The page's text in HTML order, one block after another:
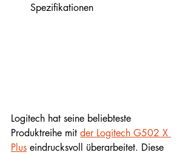
Spezifikationen
Logitech hat seine beliebteste
Produktreihe mit der Logitech G502 X
Plus eindrucksvoll überarbeitet. Diese